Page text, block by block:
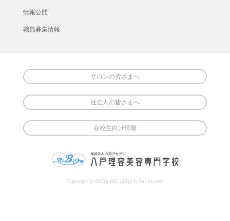
情報公開
職員募集情報
サロンの皆さまへ
社会人の皆さまへ
在校生向け情報
Copyright © HACHI-RIBI All Rights Reserved.